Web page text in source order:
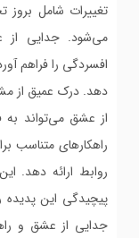
تغییرات شامل
می‌شود. جدایی از
افسردگی را فراهم
دهد. درک عمیق از
از عشق می‌تواند به
راهکارهای متناسب
روابط ارائه دهد.
پیچیدگی این پدیده
جدایی از عشق و